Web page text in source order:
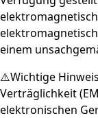
einem
⚠️Wichtige
Verträglichkeit
elektronischen